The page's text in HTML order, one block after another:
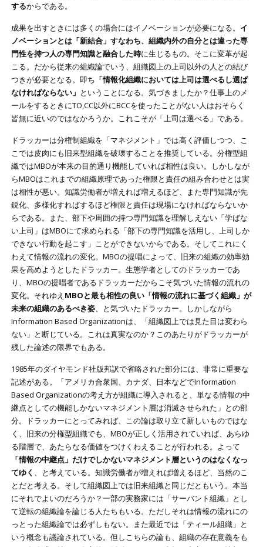
するからである。
成果を出すときには多くの場合にはイノベーションが必要になる。 イ
ノベーションとは「新結合」すなわち、組織内外の自分とは違った専
門性を持つ人の専門知識と融合した時に生じるもの。そこに変革が起
こる。だから従来の組織論でいう、組織図上の上司以外の人との結び
つきが必要となる。即ち 「情報化組織においては上司は選べるし選ば
なければならない」 ということになる。気づきましたか？仕事上のメ
ールをするときにTO,CC以外にBCCを使ったことがない人はおそらく
皆無に近いのではなかろうか。これこそが「上司は選べる」である。
ドラッカーは分権制組織を「マネジメント」では高く評価しつつ、こ
こでは皮肉にも旧来型組織を破壊することを推奨している。分権型組
織ではMBOが本来の目的通り機能していれば相性は良い。しかしなが
らMBOはこれまでの組織原理であった権限と責任の組み合わせとは実
は相性が悪い。知識労働者が増えれば増えるほど、また専門知識が先
鋭化、多様化すればするほど権限と責任は現場になければならないか
らである。また、部下や周囲の持つ専門知識を理解しえない「学ばな
い上司」はMBOにて求められる「部下の専門知識を活用し、上司しか
できない行動を起こす」ことができないからである。そしてこれにく
わえて情報の流れの変化。MBOの提唱によって、旧来の組織の効率効
果を高めようとしたドラッカー。生態学者としてのドラッカーであ
り、MBOの提唱者であるドラッカーだからこそ気づいた情報の流れの
変化。それゆえ MBOと最も相性の良い「情報の流れに基づく組織」が
未来の組織のあるべき姿、と気づいたドラッカー。しかしながら
Information Based Organizationは、「組織図上では見た目は変わら
ない」と断じている。これは真実なのか？このあたりがドラッカーが
残した論述の限界でもある。
1985年のダイヤモンド社版邦訳で省略された部分には、非常に重要な
記述がある。「アメリカ合衆国、カナダ、日本などでInformation
Based Organizationの考え方が組織に導入されると、単なる情報の中
継点としての機能しかないマネジメント層は消滅させられた」との部
分。ドラッカーにとってみれば、この論は取り立て新しいものではな
く、旧来の分権型組織でも、MBOが正しく活用されていれば、あらゆ
る階層で、あたらなる価値をつけくわえることが行われる。よって
「情報の中継点」だけでしかないマネジメント層というのはなくなっ
てゆく 、と考えている。知識労働者が増えれば増えるほど、当然のこ
とだと考える。そして組織図上では旧来組織と同じだともいう。本当
にそれでよいのだろうか？一部の実務家には「サーバント組織」とし
て逆転の組織論を論じる人たちもいる。ただしそれは情報の流れにの
っとった組織論では必ずしもない。また最近では「ティール組織」と
いう概念も議論されている。但しこちらの論も、組織の存在意義をも